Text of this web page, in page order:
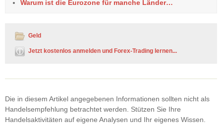
Warum ist die Eurozone für manche Länder…
Geld
Jetzt kostenlos anmelden und Forex-Trading lernen...
Die in diesem Artikel angegebenen Informationen sollten nicht als
Handelsempfehlung betrachtet werden. Stützen Sie Ihre
Handelsaktivitäten auf eigene Analysen und Ihr eigenes Wissen.